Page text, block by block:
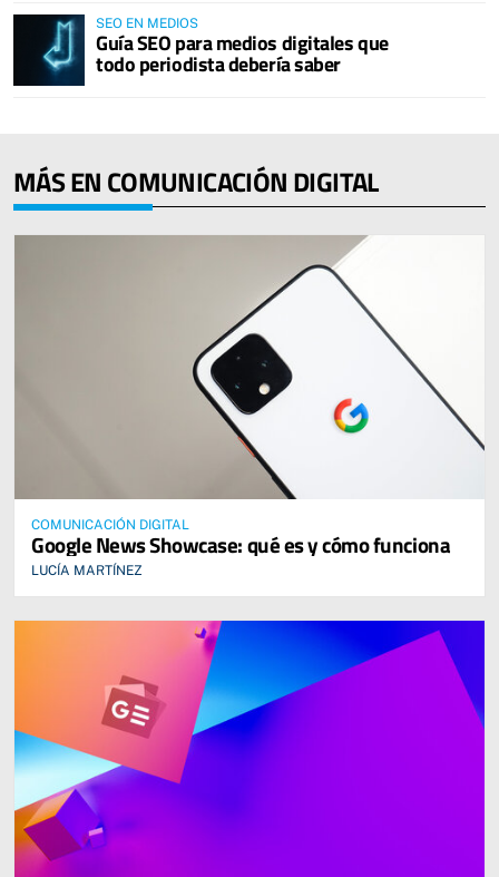
SEO EN MEDIOS
Guía SEO para medios digitales que
todo periodista debería saber
MÁS EN COMUNICACIÓN DIGITAL
COMUNICACIÓN DIGITAL
Google News Showcase: qué es y cómo funciona
LUCÍA MARTÍNEZ